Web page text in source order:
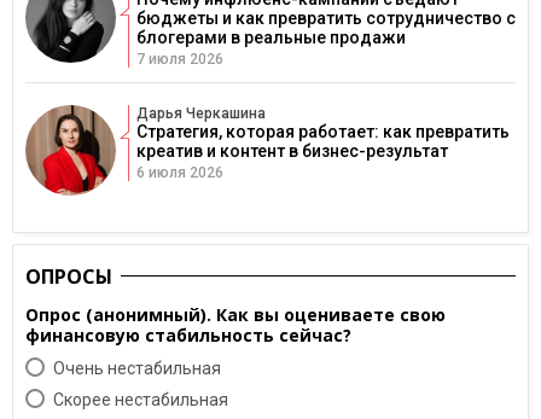
бюджеты и как превратить сотрудничество с
блогерами в реальные продажи
7 июля 2026
Дарья Черкашина
Стратегия, которая работает: как превратить
креатив и контент в бизнес-результат
6 июля 2026
ОПРОСЫ
Опрос (анонимный). Как вы оцениваете свою
финансовую стабильность сейчас?
Очень нестабильная
Скорее нестабильная